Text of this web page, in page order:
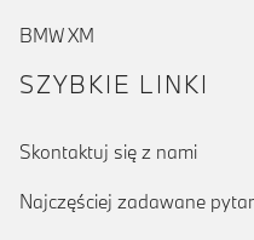
BMW XM
SZYBKIE LINKI
Skontaktuj się z nami
Najczęściej zadawane